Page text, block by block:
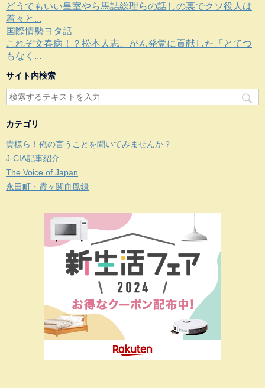
どうでもいい皇室やら馬詰総理らの話しの裏でクソ役人は
着々と...
国際情勢ヨタ話
これぞ文春病！？松本人志、がん発覚に貢献した「とてつ
もなく...
サイト内検索
カテゴリ
貴様ら！俺の言うことを聞いてみませんか？
J-CIA記事紹介
The Voice of Japan
永田町・霞ヶ関血風録